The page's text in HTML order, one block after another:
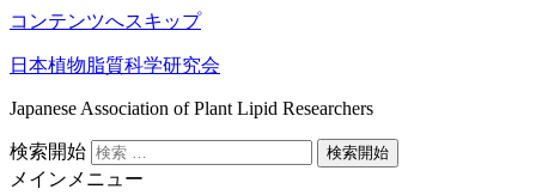
コンテンツへスキップ
日本植物脂質科学研究会
Japanese Association of Plant Lipid Researchers
検索開始
メインメニュー